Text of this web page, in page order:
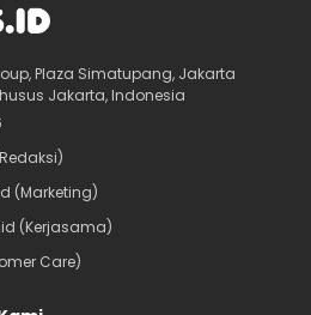
Plaza Simatupang, Jakarta
Jakarta, Indonesia
(Marketing)
(Kerjasama)
Care)